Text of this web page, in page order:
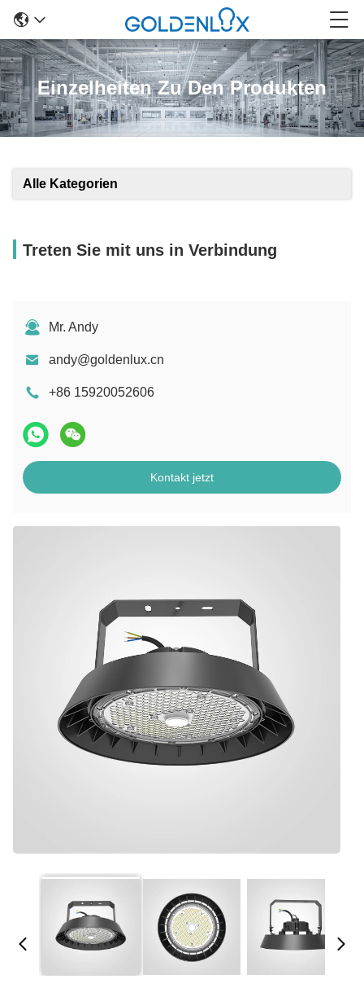
Einzelheiten Zu Den Produkten
Alle Kategorien
Treten Sie mit uns in Verbindung
Mr. Andy
andy@goldenlux.cn
+86 15920052606
Kontakt jetzt